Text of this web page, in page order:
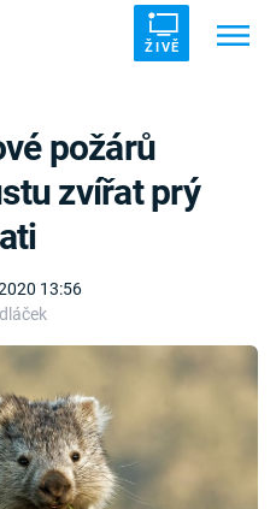
ŽIVĚ
13:56
požárů
zvířat prý